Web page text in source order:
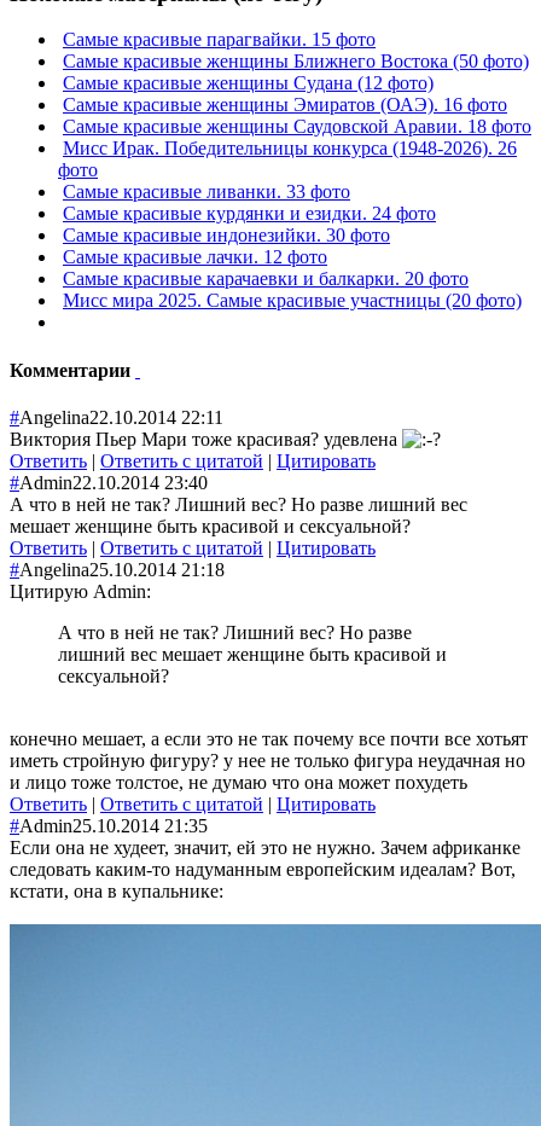
Самые красивые парагвайки. 15 фото
Самые красивые женщины Ближнего Востока (50 фото)
Самые красивые женщины Судана (12 фото)
Самые красивые женщины Эмиратов (ОАЭ). 16 фото
Самые красивые женщины Саудовской Аравии. 18 фото
Мисс Ирак. Победительницы конкурса (1948-2026). 26
фото
Самые красивые ливанки. 33 фото
Самые красивые курдянки и езидки. 24 фото
Самые красивые индонезийки. 30 фото
Самые красивые лачки. 12 фото
Самые красивые карачаевки и балкарки. 20 фото
Мисс мира 2025. Самые красивые участницы (20 фото)
Комментарии
#Angelina22.10.2014 22:11
Виктория Пьер Мари тоже красивая? удевлена
Ответить | Ответить с цитатой | Цитировать
#Admin22.10.2014 23:40
А что в ней не так? Лишний вес? Но разве лишний вес
мешает женщине быть красивой и сексуальной?
Ответить | Ответить с цитатой | Цитировать
#Angelina25.10.2014 21:18
Цитирую Admin:
А что в ней не так? Лишний вес? Но разве
лишний вес мешает женщине быть красивой и
сексуальной?
конечно мешает, а если это не так почему все почти все хотьят
иметь стройную фигуру? у нее не только фигура неудачная но
и лицо тоже толстое, не думаю что она может похудеть
Ответить | Ответить с цитатой | Цитировать
#Admin25.10.2014 21:35
Если она не худеет, значит, ей это не нужно. Зачем африканке
следовать каким-то надуманным европейским идеалам? Вот,
кстати, она в купальнике: